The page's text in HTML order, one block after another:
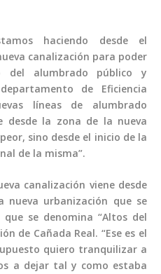
haciendo desde el
canalización para poder
del alumbrado público y
de Eficiencia
líneas de alumbrado
desde la zona de la nueva
sino desde el inicio de la
de la misma”.
canalización viene desde
nueva urbanización que se
se denomina “Altos del
de Cañada Real. “Ese es el
quiero tranquilizar a
a dejar tal y como estaba